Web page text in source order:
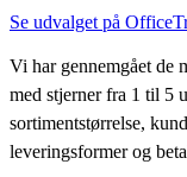
Se udvalget på
Vi har gennemgået de
med stjerner fra 1 til 5
sortimentstørrelse,
leveringsformer og